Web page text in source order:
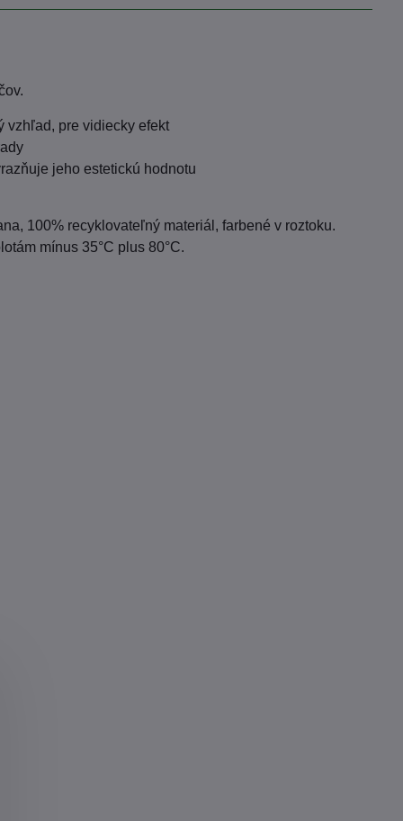
vzhľad, pre vidiecky efekt
jeho estetickú hodnotu
100% recyklovateľný materiál, farbené v roztoku.
mínus 35°C plus 80°C.